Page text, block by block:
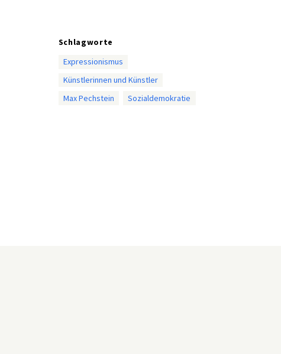
Schlagworte
Expressionismus
Künstlerinnen und Künstler
Max Pechstein
Sozialdemokratie